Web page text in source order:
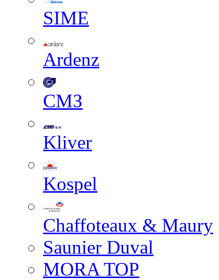
SIME
Ardenz
СМЗ
Kliver
Kospel
Chaffoteaux & Maury
Saunier Duval
MORA TOP